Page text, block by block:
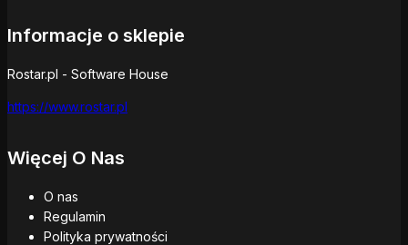
Informacje o sklepie
Rostar.pl - Software House
https://www.rostar.pl
Więcej O Nas
O nas
Regulamin
Polityka prywatności